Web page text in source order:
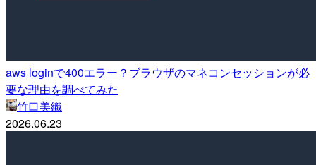
aws loginで400エラー？ブラウザのマネコンセッションが必
要な理由を調べてみた
竹口美織
2026.06.23